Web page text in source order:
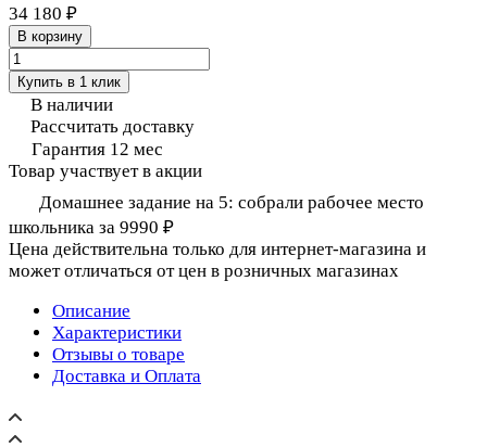
34 180 ₽
В корзину
Купить в 1 клик
В наличии
Рассчитать доставку
Гарантия 12 мес
Товар участвует в акции
Домашнее задание на 5: собрали рабочее место
школьника за 9990 ₽
Цена действительна только для интернет-магазина и
может отличаться от цен в розничных магазинах
Описание
Характеристики
Отзывы о товаре
Доставка и Оплата